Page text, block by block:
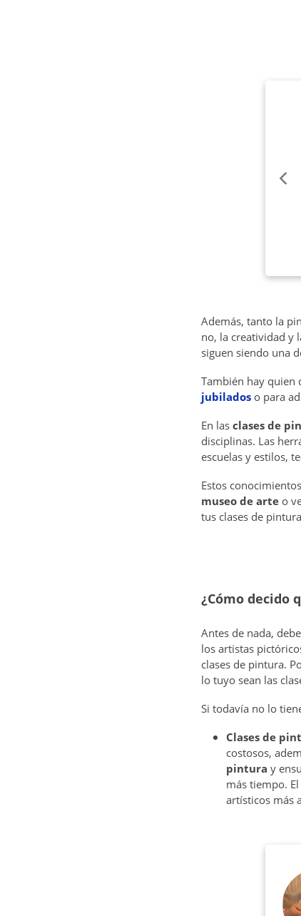
Además, tanto la
no, la creatividad y
siguen siendo una
También hay quien
jubilados o para
En las clases de
disciplinas. Las
escuelas y estilos,
Estos
museo de arte o
tus clases de
¿Cómo decido
Antes de nada,
los artistas
clases de pintura.
lo tuyo sean las
Si todavía no lo
Clases de
costosos,
pintura y
más tiempo.
artísticos más